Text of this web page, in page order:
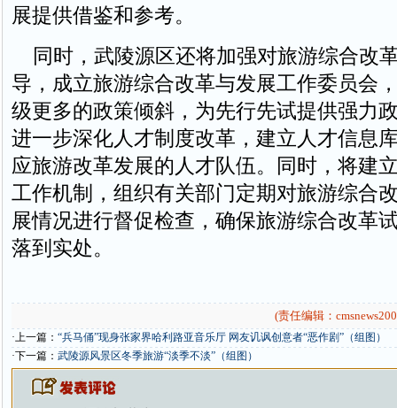
展提供借鉴和参考。
同时，武陵源区还将加强对旅游综合改
导，成立旅游综合改革与发展工作委员会
级更多的政策倾斜，为先行先试提供强力
进一步深化人才制度改革，建立人才信息
应旅游改革发展的人才队伍。同时，将建
工作机制，组织有关部门定期对旅游综合
展情况进行督促检查，确保旅游综合改革
落到实处。
(责任编辑：
·上一篇： “兵马俑”现身张家界哈利路亚音乐厅 网友讥讽创意者“恶作剧”（组图）
·下一篇： 武陵源风景区冬季旅游“淡季不淡”（组图）